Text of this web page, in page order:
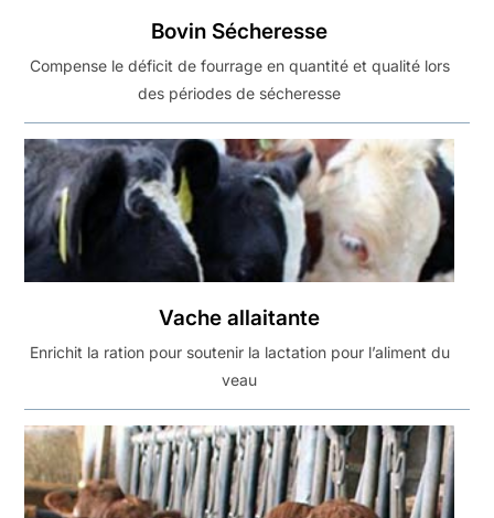
Bovin Sécheresse
Compense le déficit de fourrage en quantité et qualité lors
des périodes de sécheresse
Vache allaitante
Enrichit la ration pour soutenir la lactation pour l’aliment du
veau